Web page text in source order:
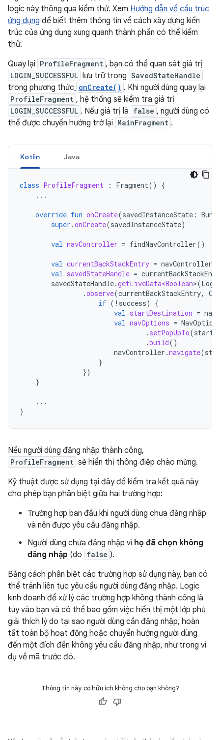
logic này thông qua kiểm thử. Xem Hướng dẫn về cấu trúc
ứng dụng để biết thêm thông tin về cách xây dựng kiến
trúc của ứng dụng xung quanh thành phần có thể kiểm
thử.
Quay lại ProfileFragment , bạn có thể quan sát giá trị
LOGIN_SUCCESSFUL lưu trữ trong SavedStateHandle
trong phương thức onCreate() . Khi người dùng quay lại
ProfileFragment , hệ thống sẽ kiểm tra giá trị
LOGIN_SUCCESSFUL . Nếu giá trị là false , người dùng có
thể được chuyển hướng trở lại MainFragment .
Kotlin Java
class ProfileFragment : Fragment()
{
...
override fun onCreate(savedInstanceState :
super .onCreate(savedInstanceState)
val navController = findNavController()
val currentBackStackEntry = navController
val savedStateHandle =
savedStateHandle.getLiveData<Boolean>(
.observe(currentBackStackEntry,
if ( ! success)
{
val startDestination =
val navOptions =
. setPopUpTo(
.build()
navController .navigate(
}
})
}
...
}
Nếu người dùng đăng nhập thành công,
ProfileFragment sẽ hiển thị thông điệp chào mừng.
Kỹ thuật được sử dụng tại đây để kiểm tra kết quả này
cho phép bạn phân biệt giữa hai trường hợp:
Trường hợp ban đầu khi người dùng chưa đăng nhập
và nên được yêu cầu đăng nhập.
Người dùng chưa đăng nhập vì họ đã chọn không
đăng nhập (do false ).
Bằng cách phân biệt các trường hợp sử dụng này, bạn có
thể tránh liên tục yêu cầu người dùng đăng nhập. Logic
kinh doanh để xử lý các trường hợp không thành công là
tùy vào bạn và có thể bao gồm việc hiển thị một lớp phủ
giải thích lý do tại sao người dùng cần đăng nhập, hoàn
tất toàn bộ hoạt động hoặc chuyển hướng người dùng
đến một đích đến không yêu cầu đăng nhập, như trong ví
dụ về mã trước đó.
Thông tin này có hữu ích không cho bạn không?